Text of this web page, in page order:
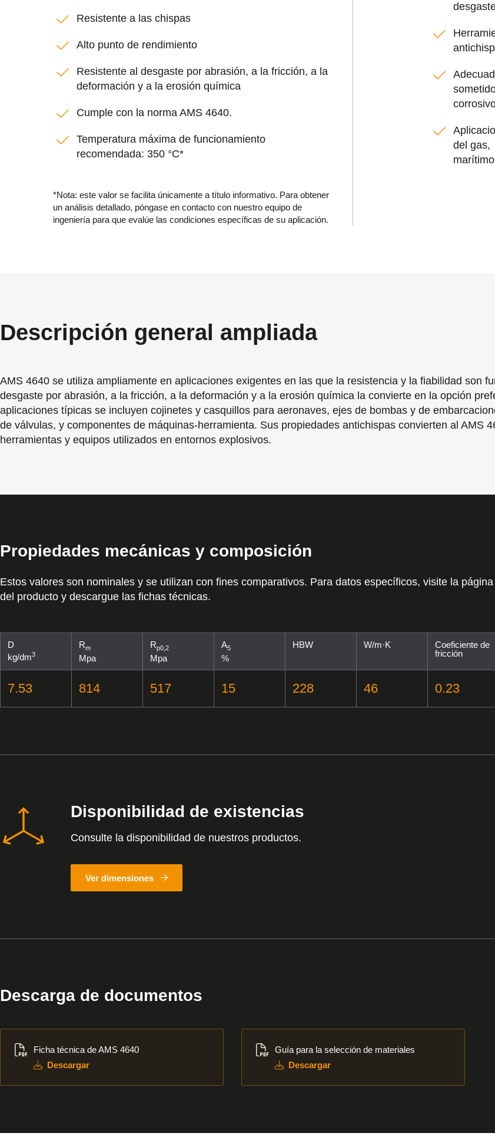
Resistente a las chispas
Alto punto de rendimiento
Resistente al desgaste por abrasión, a la fricción, a la
deformación y a la erosión química
Cumple con la norma AMS 4640.
Temperatura máxima de funcionamiento
recomendada: 350 °C*
*Nota: este valor se facilita únicamente a título informativo. Para obtener
un análisis detallado, póngase en contacto con nuestro equipo de
ingeniería para que evalúe las condiciones específicas de su aplicación.
del gas,
Descripción general ampliada
AMS 4640 se utiliza ampliamente en aplicaciones exigentes en las que la resistencia y la fiabilidad son
desgaste por abrasión, a la fricción, a la deformación y a la erosión química la convierte en la opción
aplicaciones típicas se incluyen cojinetes y casquillos para aeronaves, ejes de bombas y de
de válvulas, y componentes de máquinas-herramienta. Sus propiedades antichispas convierten al AMS
herramientas y equipos utilizados en entornos explosivos.
Propiedades mecánicas y composición
Estos valores son nominales y se utilizan con fines comparativos. Para datos específicos, visite la página
del producto y descargue las fichas técnicas.
D
kg/dm3
Rm
Mpa
Rp0,2
Mpa
A5
%
HBW W/m·K
Coeficiente de
fricción
7.53 814 517 15 228 46 0.23
Disponibilidad de existencias
Consulte la disponibilidad de nuestros productos.
Ver dimensiones
Descarga de documentos
Ficha técnica de AMS 4640
Descargar
Guía para la selección de materiales
Descargar